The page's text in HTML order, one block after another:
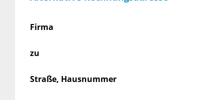
Firma
zu
Straße, Hausnummer